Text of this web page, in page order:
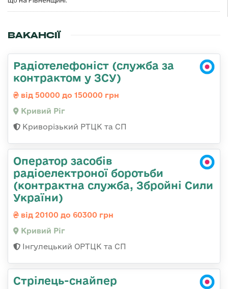
ВАКАНСІЇ
Радіотелефоніст (служба за
контрактом у ЗСУ)
від 50000 до 150000 грн
Кривий Ріг
Криворізький РТЦК та СП
Оператор засобів
радіоелектроної боротьби
(контрактна служба, Збройні Сили
України)
від 20100 до 60300 грн
Кривий Ріг
Інгулецький ОРТЦК та СП
Стрілець-снайпер